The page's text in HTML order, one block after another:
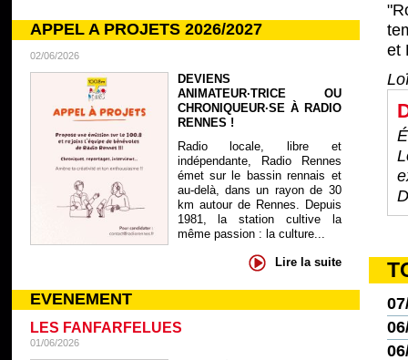
APPEL A PROJETS 2026/2027
02/06/2026
DEVIENS
ANIMATEUR·TRICE OU
CHRONIQUEUR·SE À RADIO
RENNES !
Radio locale, libre et
indépendante, Radio Rennes
émet sur le bassin rennais et
au-delà, dans un rayon de 30
km autour de Rennes. Depuis
1981, la station cultive la
même passion : la culture...
Lire la suite
EVENEMENT
LES FANFARFELUES
01/06/2026
et